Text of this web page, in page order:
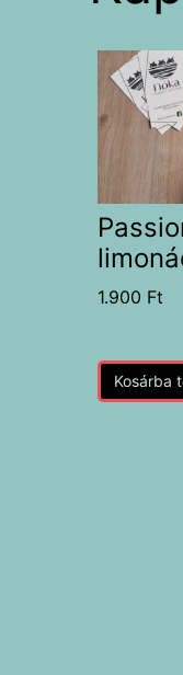
1.900 Ft
Kosárba